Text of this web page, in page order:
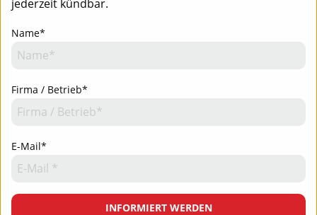
jederzeit kündbar.
Name*
Firma / Betrieb*
E-Mail*
INFORMIERT WERDEN